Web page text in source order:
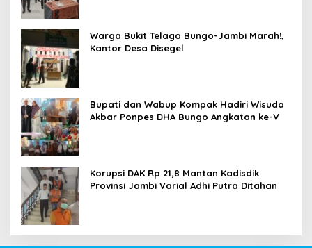
Warga Bukit Telago Bungo-Jambi Marah!,
Kantor Desa Disegel
Bupati dan Wabup Kompak Hadiri Wisuda
Akbar Ponpes DHA Bungo Angkatan ke-V
Korupsi DAK Rp 21,8 Mantan Kadisdik
Provinsi Jambi Varial Adhi Putra Ditahan